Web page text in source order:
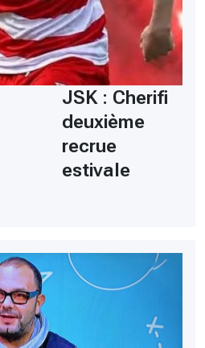
JSK : Cherifi
deuxième
recrue
estivale